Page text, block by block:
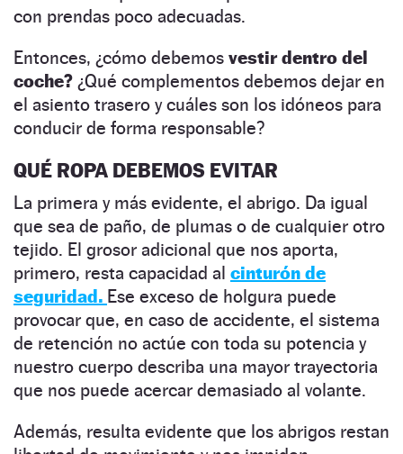
con prendas poco adecuadas.
Entonces, ¿cómo debemos vestir dentro del
coche? ¿Qué complementos debemos dejar en
el asiento trasero y cuáles son los idóneos para
conducir de forma responsable?
QUÉ ROPA DEBEMOS EVITAR
La primera y más evidente, el abrigo. Da igual
que sea de paño, de plumas o de cualquier otro
tejido. El grosor adicional que nos aporta,
primero, resta capacidad al cinturón de
seguridad. Ese exceso de holgura puede
provocar que, en caso de accidente, el sistema
de retención no actúe con toda su potencia y
nuestro cuerpo describa una mayor trayectoria
que nos puede acercar demasiado al volante.
Además, resulta evidente que los abrigos restan